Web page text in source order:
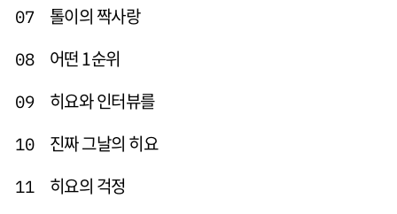
07 톨이의 짝사랑
08 어떤 1순위
09 히요와 인터뷰를
10 진짜 그날의 히요
11 히요의 걱정